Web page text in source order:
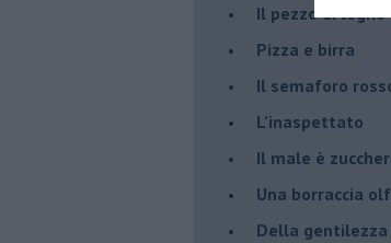
​Il pezzo di legno
​Pizza e birra
​Il semaforo
​L’inaspettato
​Il male è
​Una borraccia
​Della gentilezza